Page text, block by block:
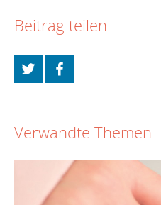
Beitrag teilen
Verwandte Themen